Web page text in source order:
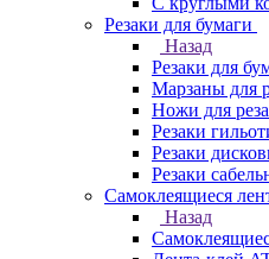
Резаки для бумаги
Назад
Резаки для
Марзаны для
Ножи для
Резаки
Резаки
Резаки
Самоклеящиеся
Назад